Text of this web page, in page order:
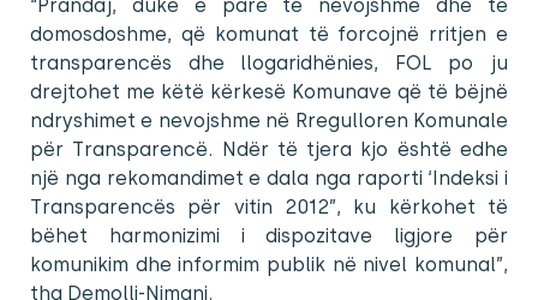
“Prandaj, duke e parë të nevojshme dhe të
domosdoshme, që komunat të forcojnë rritjen e
transparencës dhe llogaridhënies, FOL po ju
drejtohet me këtë kërkesë Komunave që të bëjnë
ndryshimet e nevojshme në Rregulloren Komunale
për Transparencë. Ndër të tjera kjo është edhe
një nga rekomandimet e dala nga raporti ‘Indeksi i
Transparencës për vitin 2012”, ku kërkohet të
bëhet harmonizimi i dispozitave ligjore për
komunikim dhe informim publik në nivel komunal”,
tha Demolli-Nimani.